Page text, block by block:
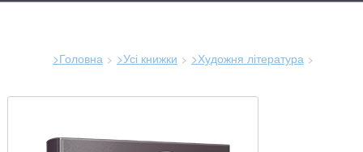
>Головна >Усі книжки
>Художня література
тут: